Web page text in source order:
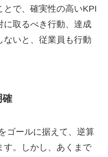
とで、確実性の高いKPI
に取るべき行動、達成
いと、従業員も行動
確
ゴールに据えて、逆算
す。しかし、あくまで